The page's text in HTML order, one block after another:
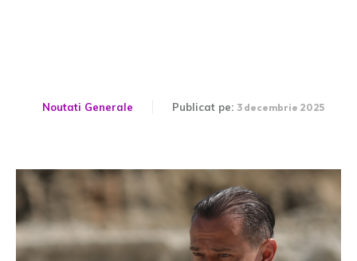
Noutati Generale Publicat pe: 3 decembrie 2025